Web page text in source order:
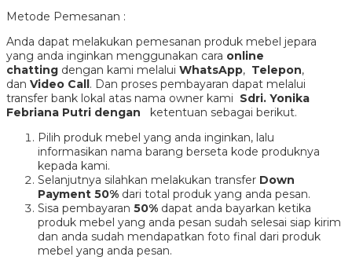
Metode Pemesanan :
Anda dapat melakukan pemesanan produk mebel jepara
yang anda inginkan menggunakan cara online
chatting dengan kami melalui WhatsApp, Telepon,
dan Video Call . Dan proses pembayaran dapat melalui
transfer bank lokal atas nama owner kami Sdri. Yonika
Febriana Putri dengan
ketentuan sebagai berikut.
Pilih produk mebel yang anda inginkan, lalu
informasikan nama barang berseta kode produknya
kepada kami.
Selanjutnya silahkan melakukan transfer Down
Payment 50% dari total produk yang anda pesan.
Sisa pembayaran 50% dapat anda bayarkan ketika
produk mebel yang anda pesan sudah selesai siap kirim
dan anda sudah mendapatkan foto final dari produk
mebel yang anda pesan.